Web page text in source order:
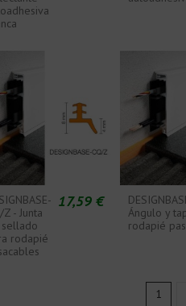
Z - Junta
rodapié
17,59 €
Ángulo y
rodapié
1